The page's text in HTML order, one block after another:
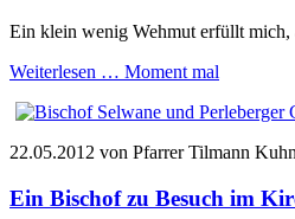
Ein klein wenig Wehmut erfüllt mich,
Weiterlesen … Moment mal
22.05.2012 von Pfarrer Tilmann
Ein Bischof zu Besuch im